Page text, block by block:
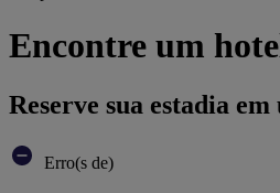
Encontre um
Reserve sua estadia
Erro(s de)